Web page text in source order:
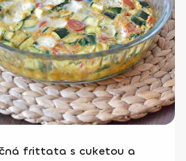
frittata s cuketou a